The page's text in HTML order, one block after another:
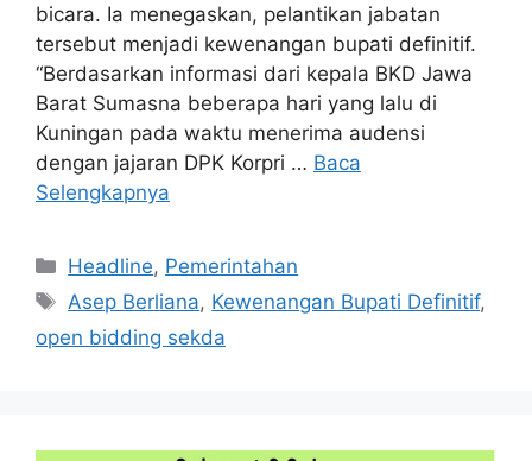
bicara. Ia menegaskan, pelantikan jabatan
tersebut menjadi kewenangan bupati definitif.
“Berdasarkan informasi dari kepala BKD Jawa
Barat Sumasna beberapa hari yang lalu di
Kuningan pada waktu menerima audensi
dengan jajaran DPK Korpri … Baca
Selengkapnya
Kategori
Headline, Pemerintahan
Tag
Asep Berliana, Kewenangan Bupati Definitif,
open bidding sekda